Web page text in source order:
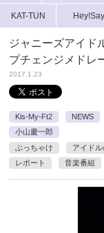
KAT-TUN
ジャニーズアイ
プチェンジメドレ
2017.1.23
Kis-My-Ft2 NEWS
小山慶一郎
ぶっちゃけ
アイド
レポート
音楽番組